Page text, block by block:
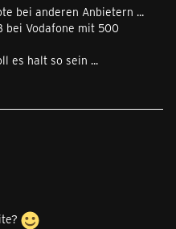
bei anderen Anbietern ...
bei Vodafone mit 500
es halt so sein ...